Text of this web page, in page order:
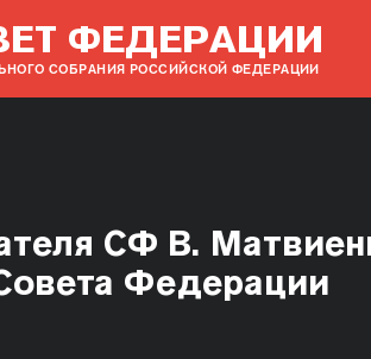
ФЕДЕРАЦИИ
СОБРАНИЯ РОССИЙСКОЙ ФЕДЕРАЦИИ
СФ В.
Федерации